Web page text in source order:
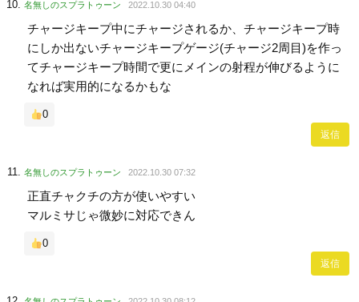
名無しのスプラトゥーン 2022.10.30 04:40
チャージキープ中にチャージされるか、チャージキープ時
にしか出ないチャージキープゲージ(チャージ2周目)を作っ
てチャージキープ時間で更にメインの射程が伸びるように
なれば実用的になるかもな
0
返信
名無しのスプラトゥーン 2022.10.30 07:32
正直チャクチの方が使いやすい
マルミサじゃ微妙に対応できん
0
返信